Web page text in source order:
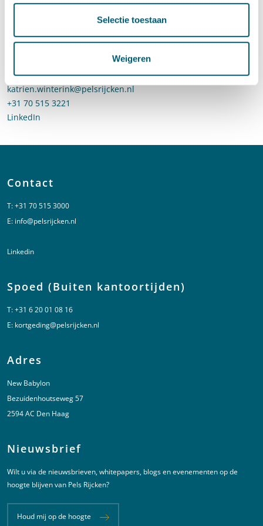
Selectie toestaan
Weigeren
Advocaat • partner
Stuur een e-mail naar Katrien Winterink
katrien.winterink@pelsrijcken.nl
Bel naar Katrien Winterink
+31 70 515 3221
LinkedIn
Contact
T:+31 70 515 3000
E: info@pelsrijcken.nl
Linkedin
Spoed (Buiten kantoortijden)
T:+31 6 20 01 08 16
E: kortgeding@pelsrijcken.nl
Adres
New Babylon
Bezuidenhoutseweg 57
2594 AC Den Haag
Nieuwsbrief
Wilt u via de nieuwsbrieven, whitepapers, blogs en evenementen op de
hoogte blijven van Pels Rijcken?
Houd mij op de hoogte